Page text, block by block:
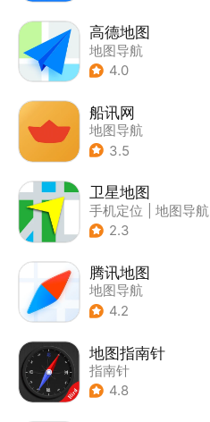
高德地图
地图导航
4.0
船讯网
地图导航
3.5
卫星地图
手机定位
地图导航
2.3
腾讯地图
地图导航
4.2
地图指南针
指南针
4.8